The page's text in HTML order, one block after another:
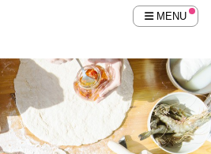
MENU